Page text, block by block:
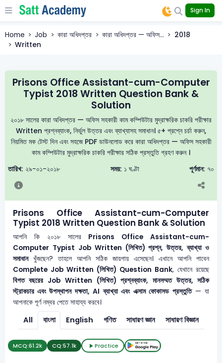
Sign In
Home Job কারা অধিদপ্তর কারা অধিদপ্তর — অফিস...
2018
Written
Prisons Office Assistant-cum-Computer
Typist 2018 Written Question Bank &
Solution
২০১৮ সালের কারা অধিদপ্তর — অফিস সহকারী কাম কম্পিউটার মুদ্রাক্ষরিক চাকরি পরীক্ষার
Written প্রশ্নব্যাংক, নির্ভুল উত্তর এবং ব্যাখ্যাসহ সমাধান। ৫+ প্রশ্নে চর্চা করুন,
নিয়মিত মক টেস্ট দিন এবং সহজে PDF ডাউনলোড করে কারা অধিদপ্তর — অফিস সহকারী
কাম কম্পিউটার মুদ্রাক্ষরিক চাকরি পরীক্ষার সঠিক প্রস্তুতি গ্রহণ করুন ।
তারিখ: ২৯-০১-২০১৮ সময়: ১ ঘণ্টা পূর্ণমান: ৭০
Prisons Office Assistant-cum-Computer
Typist 2018 Written Question Bank & Solution
আপনি কি ২০১৮ সালের Prisons Office Assistant-cum-
Computer Typist Job Written (লিখিত) প্রশ্ন, উত্তর, ব্যাখ্যা ও
সমাধানখুঁজছেন? তাহলে আপনি সঠিক জায়গায় এসেছেন। এখানে আপনি পাবেন
Complete Job Written (লিখিত) Question Bank, যেখানে রয়েছে
বিগত বছরের Job Written (লিখিত) প্রশ্নব্যাংক, মানসম্মত উত্তর, সঠিক
স্ট্রাকচার এবং উপস্থাপন দক্ষতা, AI ব্যাখ্যা এবং এক্সাম ফোকাসড প্রস্তুতি— যা
আপনাকে পূর্ণ নম্বর পেতে সাহায্য করবে।
All বাংলা English গণিত সাধারণ জ্ঞান সাধারণ বিজ্ঞান
MCQ:61.2k CQ:57.1k Practice